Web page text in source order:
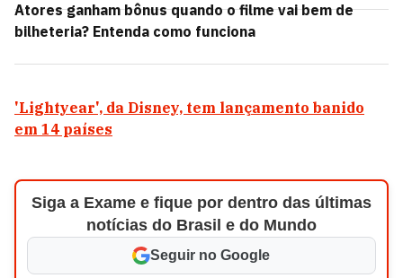
Atores ganham bônus quando o filme vai bem de
bilheteria? Entenda como funciona
'Lightyear', da Disney, tem lançamento banido
em 14 países
Siga a Exame e fique por dentro das últimas
notícias do Brasil e do Mundo
Seguir no Google